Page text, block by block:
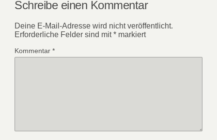
Schreibe einen Kommentar
Deine E-Mail-Adresse wird nicht veröffentlicht.
Erforderliche Felder sind mit* markiert
Kommentar *